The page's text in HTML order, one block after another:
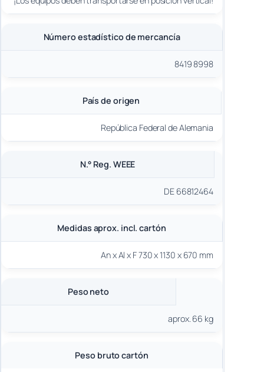
Número estadístico de mercancía
8419 8998
País de origen
República Federal de Alemania
N.° Reg. WEEE
DE 66812464
Medidas aprox. incl. cartón
An x Al x F 730 x 1130 x 670 mm
Peso neto
aprox. 66 kg
Peso bruto cartón